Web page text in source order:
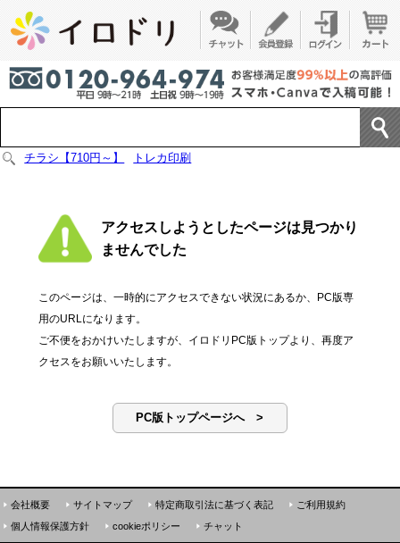
チラシ【710円～】 トレカ印刷
アクセスしようとしたページは見つかり
ませんでした
このページは、一時的にアクセスできない状況にあるか、PC版専
用のURLになります。
ご不便をおかけいたしますが、イロドリPC版トップより、再度ア
クセスをお願いいたします。
PC版トップページへ >
会社概要 サイトマップ 特定商取引法に基づく表記
ご利用規約
個人情報保護方針
cookieポリシー チャット